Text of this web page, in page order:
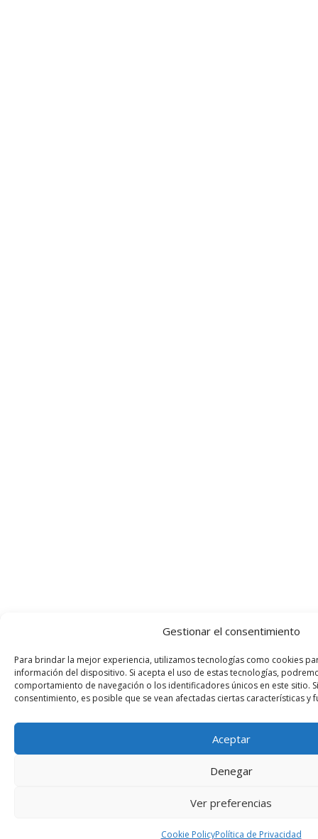
Gestionar el consentimiento
Para brindar la mejor experiencia, utilizamos tecnologías como cookies
información del dispositivo. Si acepta el uso de estas tecnologías,
comportamiento de navegación o los identificadores únicos en este sitio.
consentimiento, es posible que se vean afectadas ciertas características y
Aceptar
Denegar
Ver preferencias
Cookie PolicyPolítica de Privacidad